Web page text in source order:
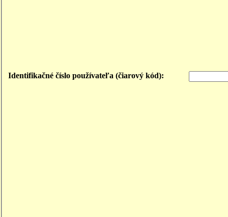
Identifikačné číslo používateľa (čiarový kód):